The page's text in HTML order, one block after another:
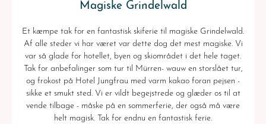
Magiske Grindelwald
Et kæmpe tak for en fantastisk skiferie til magiske Grindelwald.
Af alle steder vi har været var dette dog det mest magiske. Vi
var så glade for hotellet, byen og skiområdet i det hele taget.
Tak for anbefalinger som tur til Mürren- wauw en storslået tur,
og frokost på Hotel Jungfrau med varm kakao foran pejsen -
sikke et smukt sted. Vi er vildt begejstrede og glæder os til at
vende tilbage - måske på en sommerferie, der også må være
helt magisk. Tak for endnu en fantastisk ferie.